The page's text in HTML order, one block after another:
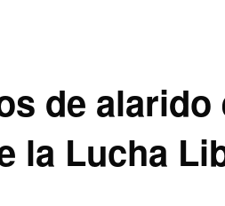
de
la Lucha